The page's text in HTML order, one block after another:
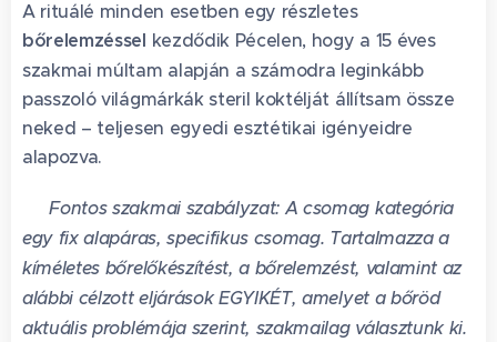
A rituálé minden esetben egy részletes
bőrelemzéssel kezdődik Pécelen, hogy a 15 éves
szakmai múltam alapján a számodra leginkább
passzoló világmárkák steril koktélját állítsam össze
neked – teljesen egyedi esztétikai igényeidre
alapozva.
⚠️Fontos szakmai szabályzat: A csomag kategória
egy fix alapáras, specifikus csomag. Tartalmazza a
kíméletes bőrelőkészítést, a bőrelemzést, valamint az
alábbi célzott eljárások EGYIKÉT, amelyet a bőröd
aktuális problémája szerint, szakmailag választunk ki.